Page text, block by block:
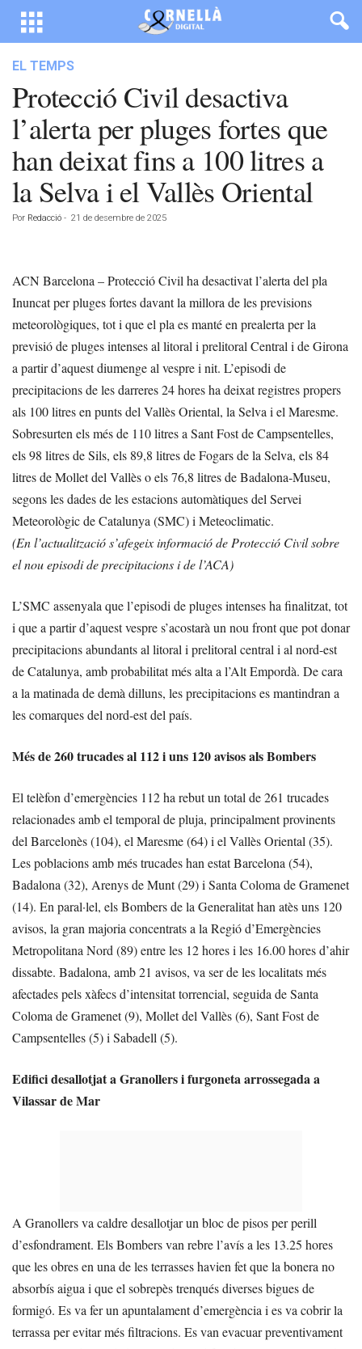
EL TEMPS
Protecció Civil desactiva
l’alerta per pluges fortes que
han deixat fins a 100 litres a
la Selva i el Vallès Oriental
Por Redacció - 21 de desembre de 2025
ACN Barcelona – Protecció Civil ha desactivat l’alerta del pla
Inuncat per pluges fortes davant la millora de les previsions
meteorològiques, tot i que el pla es manté en prealerta per la
previsió de pluges intenses al litoral i prelitoral Central i de Girona
a partir d’aquest diumenge al vespre i nit. L’episodi de
precipitacions de les darreres 24 hores ha deixat registres propers
als 100 litres en punts del Vallès Oriental, la Selva i el Maresme.
Sobresurten els més de 110 litres a Sant Fost de Campsentelles,
els 98 litres de Sils, els 89,8 litres de Fogars de la Selva, els 84
litres de Mollet del Vallès o els 76,8 litres de Badalona-Museu,
segons les dades de les estacions automàtiques del Servei
Meteorològic de Catalunya (SMC) i Meteoclimatic.
(En l’actualització s’afegeix informació de Protecció Civil sobre
el nou episodi de precipitacions i de l’ACA)
L’SMC assenyala que l’episodi de pluges intenses ha finalitzat, tot
i que a partir d’aquest vespre s’acostarà un nou front que pot donar
precipitacions abundants al litoral i prelitoral central i al nord-est
de Catalunya, amb probabilitat més alta a l’Alt Empordà. De cara
a la matinada de demà dilluns, les precipitacions es mantindran a
les comarques del nord-est del país.
Més de 260 trucades al 112 i uns 120 avisos als Bombers
El telèfon d’emergències 112 ha rebut un total de 261 trucades
relacionades amb el temporal de pluja, principalment provinents
del Barcelonès (104), el Maresme (64) i el Vallès Oriental (35).
Les poblacions amb més trucades han estat Barcelona (54),
Badalona (32), Arenys de Munt (29) i Santa Coloma de Gramenet
(14). En paral·lel, els Bombers de la Generalitat han atès uns 120
avisos, la gran majoria concentrats a la Regió d’Emergències
Metropolitana Nord (89) entre les 12 hores i les 16.00 hores d’ahir
dissabte. Badalona, amb 21 avisos, va ser de les localitats més
afectades pels xàfecs d’intensitat torrencial, seguida de Santa
Coloma de Gramenet (9), Mollet del Vallès (6), Sant Fost de
Campsentelles (5) i Sabadell (5).
Edifici desallotjat a Granollers i furgoneta arrossegada a
Vilassar de Mar
A Granollers va caldre desallotjar un bloc de pisos per perill
d’esfondrament. Els Bombers van rebre l’avís a les 13.25 hores
que les obres en una de les terrasses havien fet que la bonera no
absorbís aigua i que el sobrepès trenqués diverses bigues de
formigó. Es va fer un apuntalament d’emergència i es va cobrir la
terrassa per evitar més filtracions. Es van evacuar preventivament